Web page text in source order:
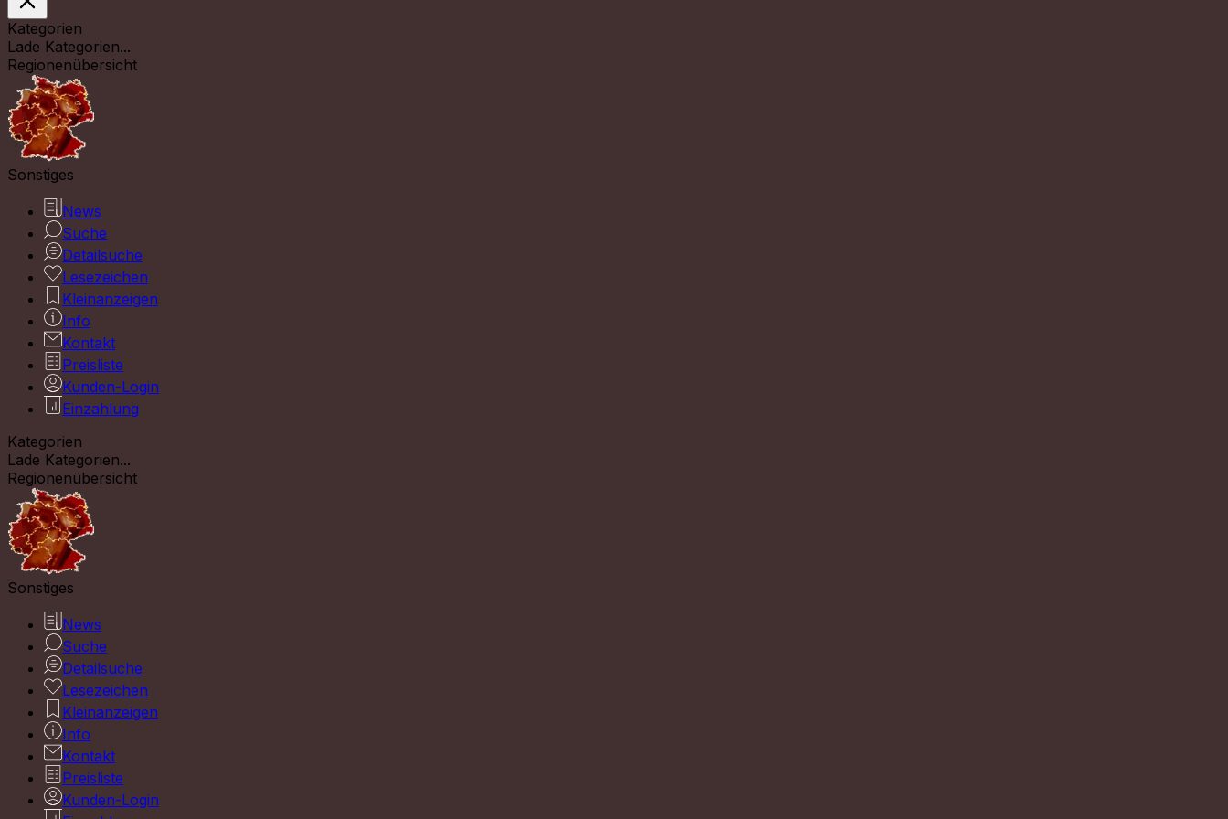
Kategorien
Lade Kategorien...
Regionenübersicht
Sonstiges
News
Suche
Detailsuche
Lesezeichen
Kleinanzeigen
Info
Kontakt
Preisliste
Kunden-Login
Einzahlung
Kategorien
Lade Kategorien...
Regionenübersicht
Sonstiges
News
Suche
Detailsuche
Lesezeichen
Kleinanzeigen
Info
Kontakt
Preisliste
Kunden-Login